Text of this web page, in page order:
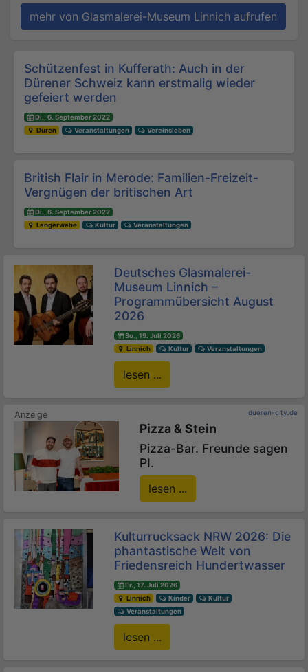
mehr von Glasmalerei-Museum Linnich aufrufen
Beitrags-Navigation
Schützenfest in Kufferath: Auch in der
Dürener Schweiz kann erstmalig wieder
gefeiert werden
Di., 6. September 2022
Düren
Veranstaltungen Vereinsleben
British Flair in Merode: Familien-Freizeit-
Vergnügen der britischen Art
Di., 6. September 2022
Langerwehe
Kultur Veranstaltungen
Deutsches Glasmalerei-
Museum Linnich –
Programmübersicht August
2026
So., 19. Juli 2026
Linnich
Kultur Veranstaltungen
lesen ...
dueren-city.de
Pizza & Stein
Pizza-Bar. Freunde sagen
PI.
lesen ...
Kulturrucksack NRW 2026: Die
phantastische Welt von
Friedensreich Hundertwasser
Fr., 17. Juli 2026
Linnich
Kinder
Kultur
Veranstaltungen
lesen ...